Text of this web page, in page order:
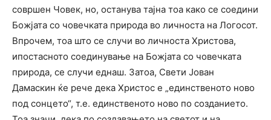
совршен Човек, но, останува тајна тоа како се соедини
Божјата со човечката природа во личноста на Логосот.
Впрочем, тоа што се случи во личноста Христова,
ипостасното соединување на Божјата со човечката
природа, се случи еднаш. Затоа, Свети Јован
Дамаскин ќе рече дека Христос е „единственото ново
под сонцето“, т.е. единственото ново по созданието.